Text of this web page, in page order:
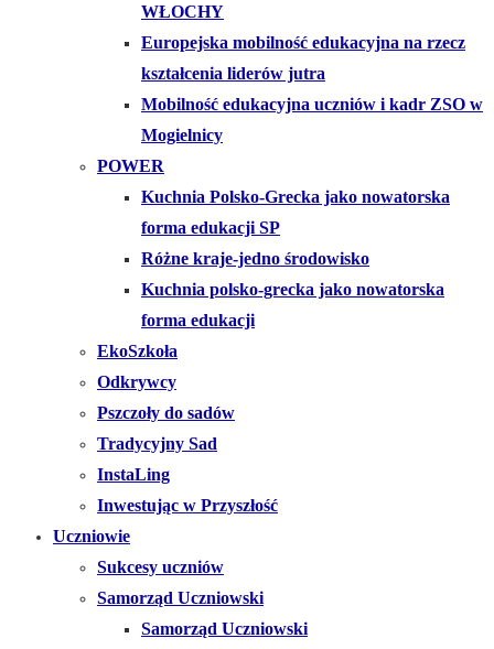
WŁOCHY
Europejska mobilność edukacyjna na rzecz
kształcenia liderów jutra
Mobilność edukacyjna uczniów i kadr ZSO w
Mogielnicy
POWER
Kuchnia Polsko-Grecka jako nowatorska
forma edukacji SP
Różne kraje-jedno środowisko
Kuchnia polsko-grecka jako nowatorska
forma edukacji
EkoSzkoła
Odkrywcy
Pszczoły do sadów
Tradycyjny Sad
InstaLing
Inwestując w Przyszłość
Uczniowie
Sukcesy uczniów
Samorząd Uczniowski
Samorząd Uczniowski